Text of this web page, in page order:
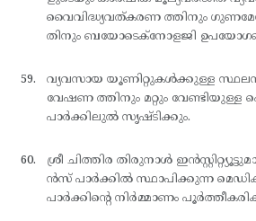
വൈവിദ്ധ്യവത്കരണ ത്തിനും
തിനും ബയോടെക്നോളജി
വ്യവസായ യൂണിറ്റുകള്‍ക്കുള്ള
വേഷണ ത്തിനും മറ്റും
പാര്‍ക്കിലുല്‍ സൃഷ്ടിക്കും.
ശ്രീ ചിത്തിര തിരുനാള്‍
ന്‍സ് പാര്‍ക്കില്‍ സ്ഥാപിക്കുന്ന
പാര്‍ക്കിന്റെ നിര്‍മ്മാണം